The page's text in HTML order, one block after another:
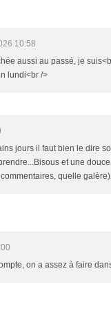
10:58
aussi au passé, je
lundi<br />
jours il faut bien le dire
et une
quelle galère).
on a assez à faire